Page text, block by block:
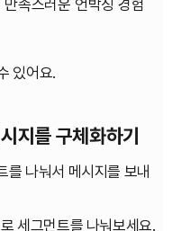
족스러운 언박싱 경험
있어요.
지를 구체화하기
를 나눠서 메시지를 보내
세그먼트를 나눠보세요.